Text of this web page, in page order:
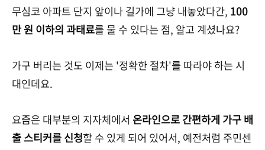
무심코 아파트 단지 앞이나 길가에 그냥 내놓았다간, 100
만 원 이하의 과태료를 물 수 있다는 점, 알고 계셨나요?
가구 버리는 것도 이제는 '정확한 절차'를 따라야 하는 시
대인데요.
요즘은 대부분의 지자체에서 온라인으로 간편하게 가구 배
출 스티커를 신청할 수 있게 되어 있어서, 예전처럼 주민센